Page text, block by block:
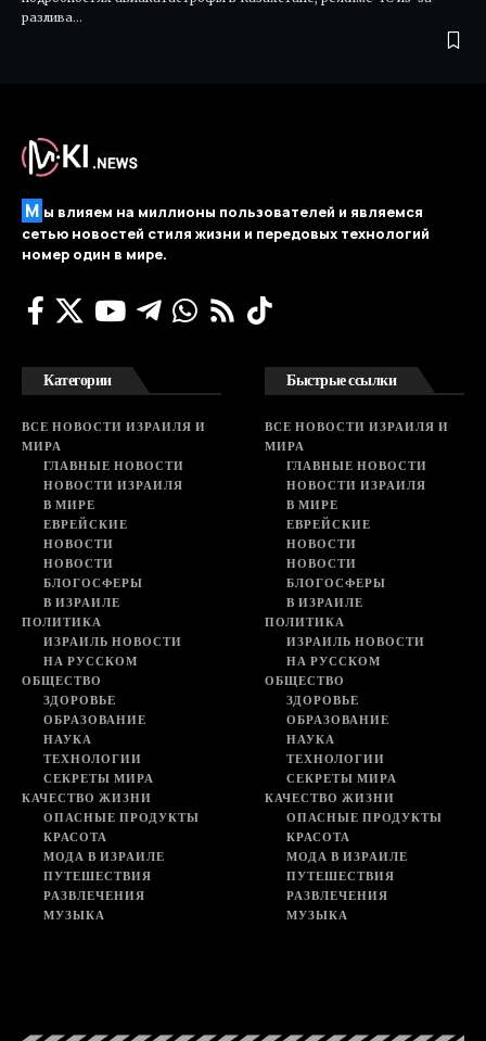
разлива…
М ы влияем на миллионы пользователей и являемся
сетью новостей стиля жизни и передовых технологий
номер один в мире.
Категории
ВСЕ НОВОСТИ ИЗРАИЛЯ И
МИРА
ГЛАВНЫЕ НОВОСТИ
НОВОСТИ ИЗРАИЛЯ
В МИРЕ
ЕВРЕЙСКИЕ
НОВОСТИ
НОВОСТИ
БЛОГОСФЕРЫ
В ИЗРАИЛЕ
ПОЛИТИКА
ИЗРАИЛЬ НОВОСТИ
НА РУССКОМ
ОБЩЕСТВО
ЗДОРОВЬЕ
ОБРАЗОВАНИЕ
НАУКА
ТЕХНОЛОГИИ
СЕКРЕТЫ МИРА
КАЧЕСТВО ЖИЗНИ
ОПАСНЫЕ ПРОДУКТЫ
КРАСОТА
МОДА В ИЗРАИЛЕ
ПУТЕШЕСТВИЯ
РАЗВЛЕЧЕНИЯ
МУЗЫКА
Быстрые ссылки
ВСЕ НОВОСТИ ИЗРАИЛЯ И
МИРА
ГЛАВНЫЕ НОВОСТИ
НОВОСТИ ИЗРАИЛЯ
В МИРЕ
ЕВРЕЙСКИЕ
НОВОСТИ
НОВОСТИ
БЛОГОСФЕРЫ
В ИЗРАИЛЕ
ПОЛИТИКА
ИЗРАИЛЬ НОВОСТИ
НА РУССКОМ
ОБЩЕСТВО
ЗДОРОВЬЕ
ОБРАЗОВАНИЕ
НАУКА
ТЕХНОЛОГИИ
СЕКРЕТЫ МИРА
КАЧЕСТВО ЖИЗНИ
ОПАСНЫЕ ПРОДУКТЫ
КРАСОТА
МОДА В ИЗРАИЛЕ
ПУТЕШЕСТВИЯ
РАЗВЛЕЧЕНИЯ
МУЗЫКА